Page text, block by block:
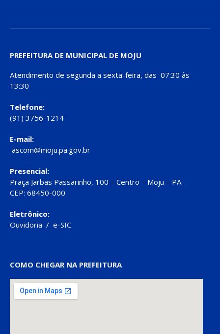
PREFEITURA DE MUNICIPAL DE MOJU
Atendimento de segunda a sexta-feira, das 07:30 às
13:30
Telefone:
(91) 3756-1214
E-mail:
ascom@moju.pa.gov.br
Presencial:
Praça Jarbas Passarinho, 100 – Centro – Moju – PA
CEP: 68450-000
Eletrônico:
Ouvidoria / e-SIC
COMO CHEGAR NA PREFEITURA